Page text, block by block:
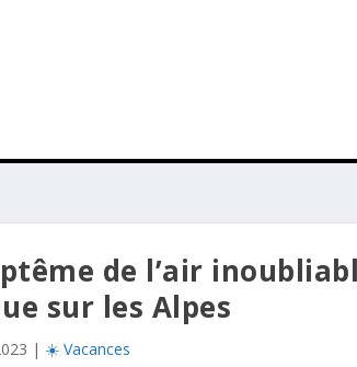
de l’air
sur les Alpes
| ☀️ Vacances